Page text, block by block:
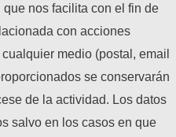
nos facilita con el fin de
con acciones
medio (postal, email
se conservarán
de la actividad. Los datos
salvo en los casos en que